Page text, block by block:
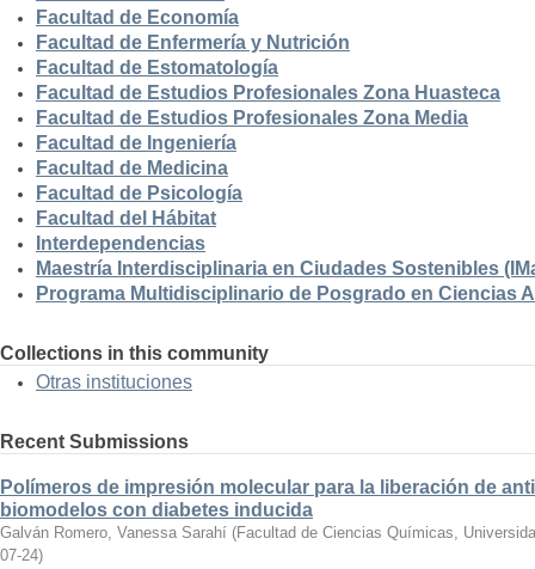
Facultad de Economía
Facultad de Enfermería y Nutrición
Facultad de Estomatología
Facultad de Estudios Profesionales Zona Huasteca
Facultad de Estudios Profesionales Zona Media
Facultad de Ingeniería
Facultad de Medicina
Facultad de Psicología
Facultad del Hábitat
Interdependencias
Maestría Interdisciplinaria en Ciudades Sostenibles
Programa Multidisciplinario de Posgrado en Ciencias
Collections in this community
Otras instituciones
Recent Submissions
Polímeros de impresión molecular para la liberación de
biomodelos con diabetes inducida
Galván Romero, Vanessa Sarahí (Facultad de Ciencias Químicas,
07-24)